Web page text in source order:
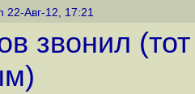
22-Авг-12, 17:21
звонил